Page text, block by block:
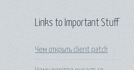
Links to Important Stuff
Чем открыть client patch